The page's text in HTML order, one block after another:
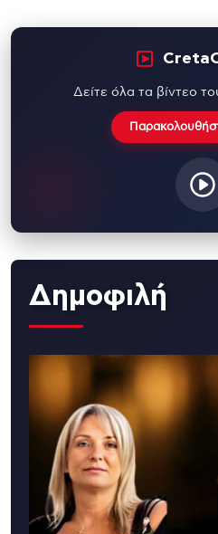
Δείτε όλα τα βίντεο
Δημοφιλή